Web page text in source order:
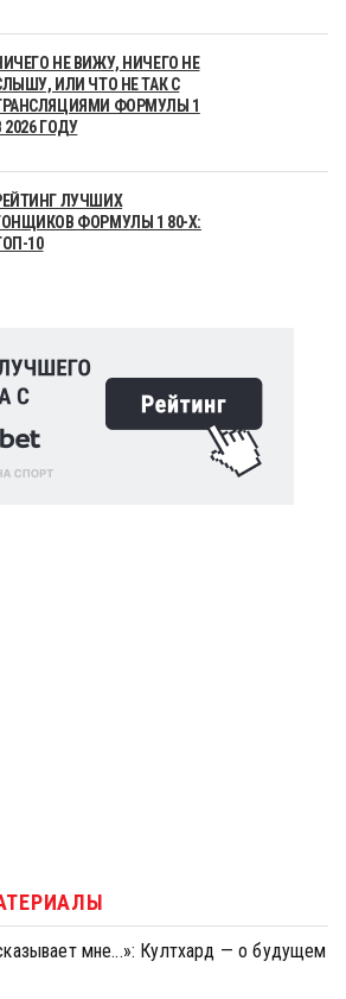
НЕ ВИЖУ, НИЧЕГО НЕ
ИЛИ ЧТО НЕ ТАК С
ФОРМУЛЫ 1
2026 ГОДУ
ЛУЧШИХ
ФОРМУЛЫ 1 80-Х:
10
мне...»: Култхард — о будущем